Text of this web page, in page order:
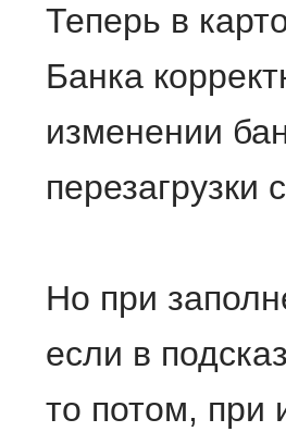
Теперь в
Банка
изменении
перезагрузки
Но при
если в
то потом, при